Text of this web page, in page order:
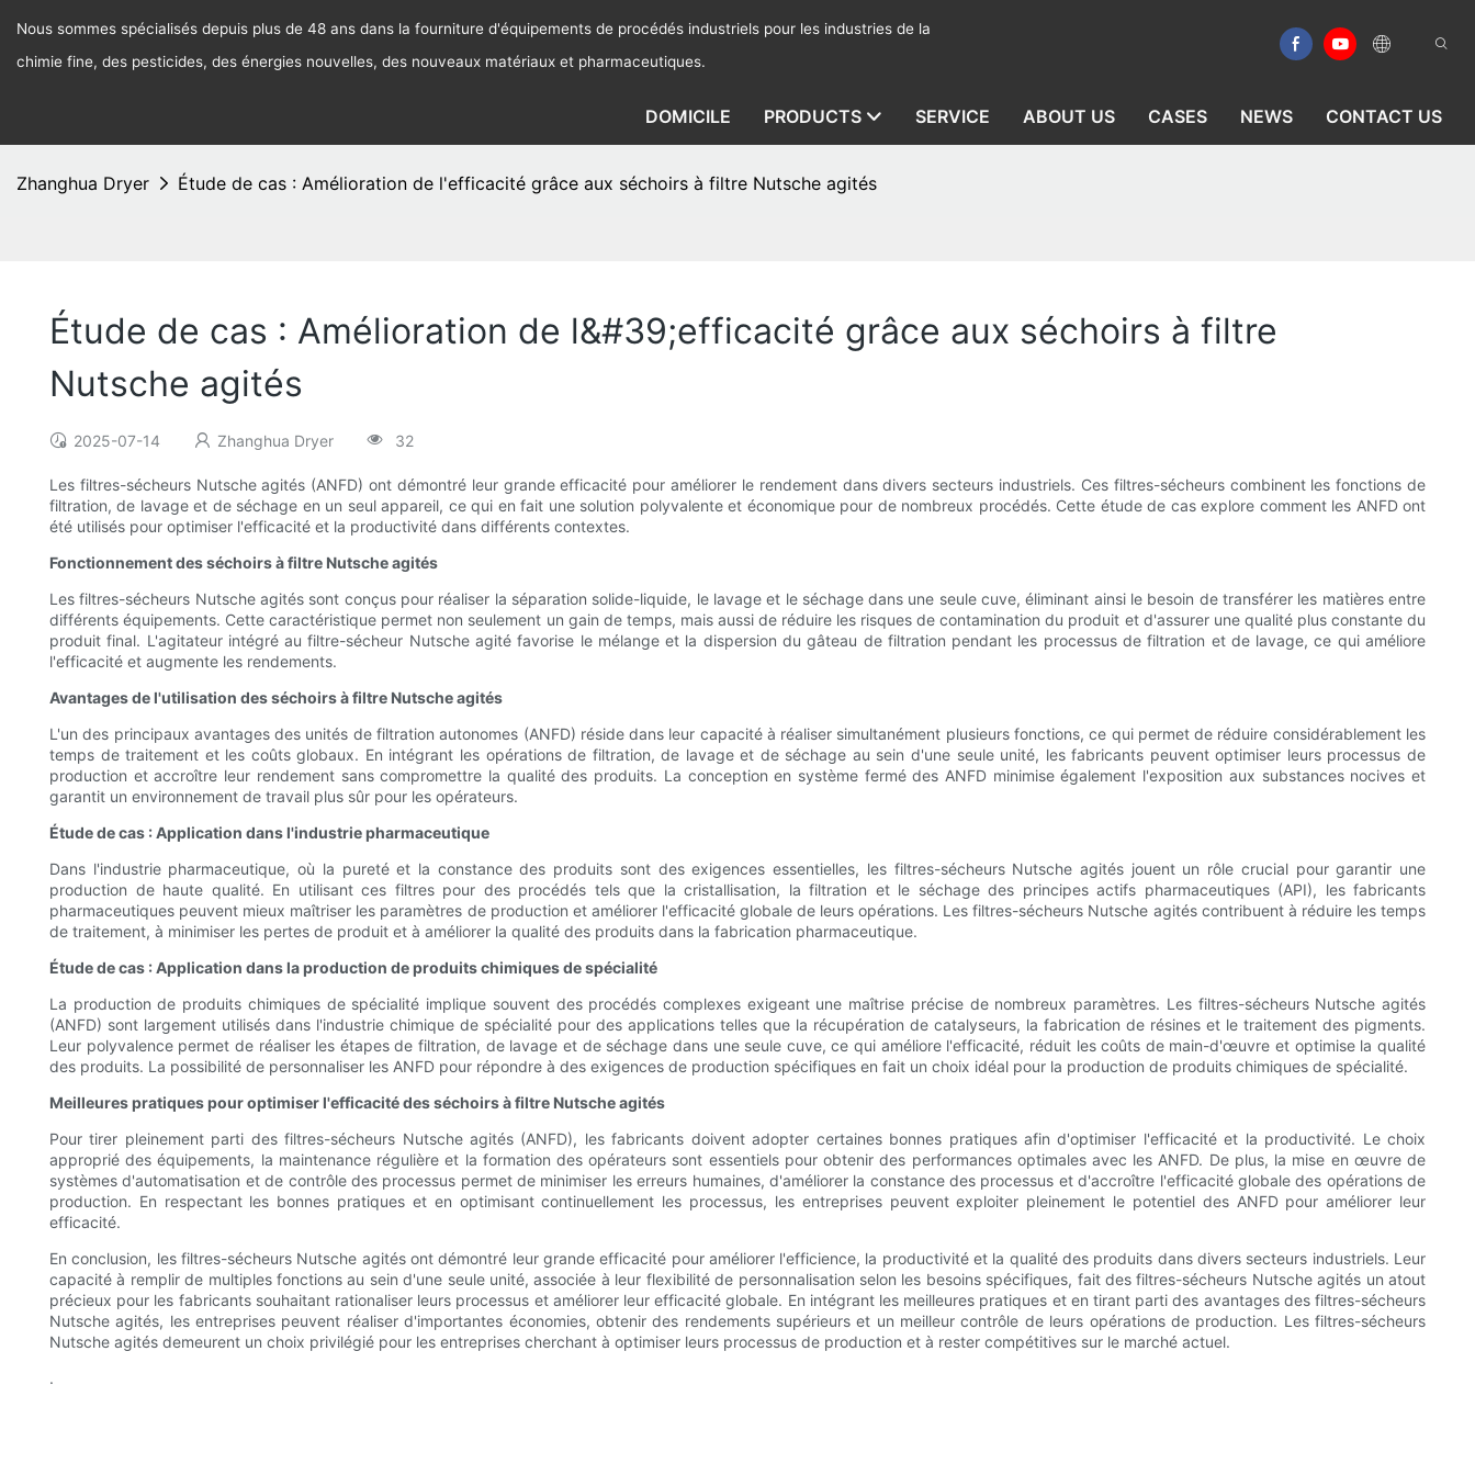
Nous sommes spécialisés depuis plus de 48 ans dans la fourniture d'équipements de procédés industriels pour les industries de la
chimie fine, des pesticides, des énergies nouvelles, des nouveaux matériaux et pharmaceutiques.
DOMICILE PRODUCTS SERVICE ABOUT US CASES NEWS CONTACT US
Zhanghua Dryer Étude de cas : Amélioration de l'efficacité grâce aux séchoirs à filtre Nutsche agités
Étude de cas : Amélioration de l&#39;efficacité grâce aux séchoirs à filtre
Nutsche agités
2025-07-14 Zhanghua Dryer 32
Les filtres-sécheurs Nutsche agités (ANFD) ont démontré leur grande efficacité pour améliorer le rendement dans divers secteurs industriels. Ces filtres-sécheurs combinent les fonctions de
filtration, de lavage et de séchage en un seul appareil, ce qui en fait une solution polyvalente et économique pour de nombreux procédés. Cette étude de cas explore comment les ANFD ont
été utilisés pour optimiser l'efficacité et la productivité dans différents contextes.
Fonctionnement des séchoirs à filtre Nutsche agités
Les filtres-sécheurs Nutsche agités sont conçus pour réaliser la séparation solide-liquide, le lavage et le séchage dans une seule cuve, éliminant ainsi le besoin de transférer les matières entre
différents équipements. Cette caractéristique permet non seulement un gain de temps, mais aussi de réduire les risques de contamination du produit et d'assurer une qualité plus constante du
produit final. L'agitateur intégré au filtre-sécheur Nutsche agité favorise le mélange et la dispersion du gâteau de filtration pendant les processus de filtration et de lavage, ce qui améliore
l'efficacité et augmente les rendements.
Avantages de l'utilisation des séchoirs à filtre Nutsche agités
L'un des principaux avantages des unités de filtration autonomes (ANFD) réside dans leur capacité à réaliser simultanément plusieurs fonctions, ce qui permet de réduire considérablement les
temps de traitement et les coûts globaux. En intégrant les opérations de filtration, de lavage et de séchage au sein d'une seule unité, les fabricants peuvent optimiser leurs processus de
production et accroître leur rendement sans compromettre la qualité des produits. La conception en système fermé des ANFD minimise également l'exposition aux substances nocives et
garantit un environnement de travail plus sûr pour les opérateurs.
Étude de cas : Application dans l'industrie pharmaceutique
Dans l'industrie pharmaceutique, où la pureté et la constance des produits sont des exigences essentielles, les filtres-sécheurs Nutsche agités jouent un rôle crucial pour garantir une
production de haute qualité. En utilisant ces filtres pour des procédés tels que la cristallisation, la filtration et le séchage des principes actifs pharmaceutiques (API), les fabricants
pharmaceutiques peuvent mieux maîtriser les paramètres de production et améliorer l'efficacité globale de leurs opérations. Les filtres-sécheurs Nutsche agités contribuent à réduire les temps
de traitement, à minimiser les pertes de produit et à améliorer la qualité des produits dans la fabrication pharmaceutique.
Étude de cas : Application dans la production de produits chimiques de spécialité
La production de produits chimiques de spécialité implique souvent des procédés complexes exigeant une maîtrise précise de nombreux paramètres. Les filtres-sécheurs Nutsche agités
(ANFD) sont largement utilisés dans l'industrie chimique de spécialité pour des applications telles que la récupération de catalyseurs, la fabrication de résines et le traitement des pigments.
Leur polyvalence permet de réaliser les étapes de filtration, de lavage et de séchage dans une seule cuve, ce qui améliore l'efficacité, réduit les coûts de main-d'œuvre et optimise la qualité
des produits. La possibilité de personnaliser les ANFD pour répondre à des exigences de production spécifiques en fait un choix idéal pour la production de produits chimiques de spécialité.
Meilleures pratiques pour optimiser l'efficacité des séchoirs à filtre Nutsche agités
Pour tirer pleinement parti des filtres-sécheurs Nutsche agités (ANFD), les fabricants doivent adopter certaines bonnes pratiques afin d'optimiser l'efficacité et la productivité. Le choix
approprié des équipements, la maintenance régulière et la formation des opérateurs sont essentiels pour obtenir des performances optimales avec les ANFD. De plus, la mise en œuvre de
systèmes d'automatisation et de contrôle des processus permet de minimiser les erreurs humaines, d'améliorer la constance des processus et d'accroître l'efficacité globale des opérations de
production. En respectant les bonnes pratiques et en optimisant continuellement les processus, les entreprises peuvent exploiter pleinement le potentiel des ANFD pour améliorer leur
efficacité.
En conclusion, les filtres-sécheurs Nutsche agités ont démontré leur grande efficacité pour améliorer l'efficience, la productivité et la qualité des produits dans divers secteurs industriels. Leur
capacité à remplir de multiples fonctions au sein d'une seule unité, associée à leur flexibilité de personnalisation selon les besoins spécifiques, fait des filtres-sécheurs Nutsche agités un atout
précieux pour les fabricants souhaitant rationaliser leurs processus et améliorer leur efficacité globale. En intégrant les meilleures pratiques et en tirant parti des avantages des filtres-sécheurs
Nutsche agités, les entreprises peuvent réaliser d'importantes économies, obtenir des rendements supérieurs et un meilleur contrôle de leurs opérations de production. Les filtres-sécheurs
Nutsche agités demeurent un choix privilégié pour les entreprises cherchant à optimiser leurs processus de production et à rester compétitives sur le marché actuel.
.